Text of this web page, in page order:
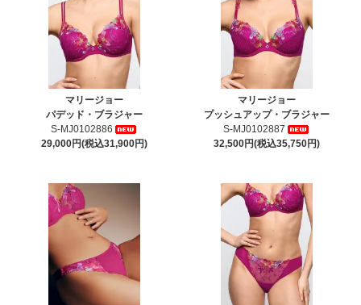
マリージョー
パデッド・ブラジャー
S-MJ0102886
29,000円(税込31,900円)
マリージョー
プッシュアップ・ブラジャー
S-MJ0102887
32,500円(税込35,750円)